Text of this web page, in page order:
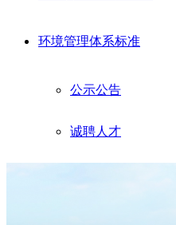
环境管理体系标准
公示公告
诚聘人才